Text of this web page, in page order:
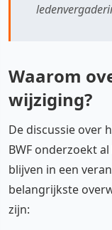
Waarom
wijziging?
De discussie over
BWF onderzoekt
blijven in een
belangrijkste
zijn: